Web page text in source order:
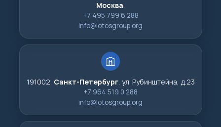
Москва,
+7 495 799 6 288
info@lotosgroup.org
191002, Санкт-Петербург, ул. Рубинштейна, д.23
+7 964 519 0 288
info@lotosgroup.org